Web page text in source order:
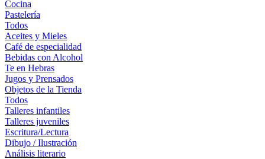
Cocina
Pastelería
Todos
Aceites y Mieles
Café de especialidad
Bebidas con Alcohol
Te en Hebras
Jugos y Prensados
Objetos de la Tienda
Todos
Talleres infantiles
Talleres juveniles
Escritura/Lectura
Dibujo / Ilustración
Análisis literario